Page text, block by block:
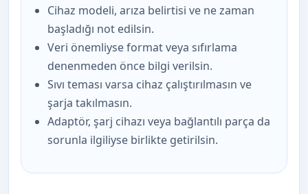
Cihaz modeli, arıza belirtisi ve ne zaman
başladığı not edilsin.
Veri önemliyse format veya sıfırlama
denenmeden önce bilgi verilsin.
Sıvı teması varsa cihaz çalıştırılmasın ve
şarja takılmasın.
Adaptör, şarj cihazı veya bağlantılı parça da
sorunla ilgiliyse birlikte getirilsin.